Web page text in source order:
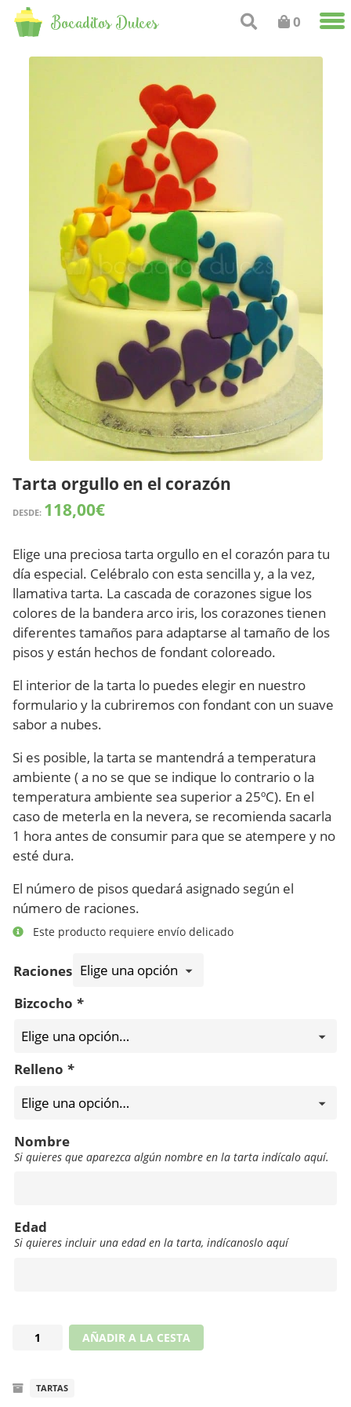
Bocaditos Dulces 0
Tarta orgullo en el corazón
DESDE: 118,00€
Elige una preciosa tarta orgullo en el corazón para tu
día especial. Celébralo con esta sencilla y, a la vez,
llamativa tarta. La cascada de corazones sigue los
colores de la bandera arco iris, los corazones tienen
diferentes tamaños para adaptarse al tamaño de los
pisos y están hechos de fondant coloreado.
El interior de la tarta lo puedes elegir en nuestro
formulario y la cubriremos con fondant con un suave
sabor a nubes.
Si es posible, la tarta se mantendrá a temperatura
ambiente ( a no se que se indique lo contrario o la
temperatura ambiente sea superior a 25ºC). En el
caso de meterla en la nevera, se recomienda sacarla
1 hora antes de consumir para que se atempere y no
esté dura.
El número de pisos quedará asignado según el
número de raciones.
Este producto requiere envío delicado
Raciones
Bizcocho *
Relleno *
Nombre
Si quieres que aparezca algún nombre en la tarta indícalo aquí.
Edad
Si quieres incluir una edad en la tarta, indícanoslo aquí
Tarta
el
AÑADIR A LA CESTA
TARTAS